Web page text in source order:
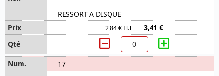
RESSORT A DISQUE
2,84 € H.T 3,41 €
17